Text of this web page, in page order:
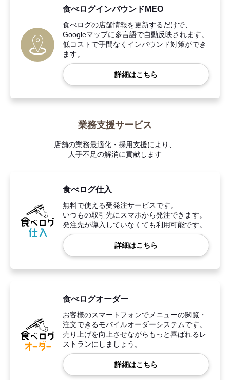
食べログインバウンドMEO
食べログの店舗情報を更新するだけで、
Googleマップに多言語で自動反映されます。
低コストで手間なくインバウンド対策ができ
ます。
詳細はこちら
業務支援サービス
店舗の業務最適化・採用支援により、
人手不足の解消に貢献します
食べログ仕入
無料で使える受発注サービスです。
いつもの取引先にスマホから発注できます。
発注先が導入していなくても利用可能です。
詳細はこちら
食べログオーダー
お客様のスマートフォンでメニューの閲覧・
注文できるモバイルオーダーシステムです。
売り上げを向上させながらもっと喜ばれるレ
ストランにしましょう。
詳細はこちら